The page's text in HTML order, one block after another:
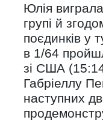
Юлія
групі й
поєдинків у
в 1/64
зі США
Габріеллу
наступних